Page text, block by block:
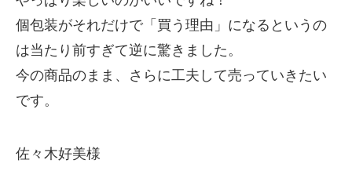
個包装がそれだけで「買う理由」になるというの
は当たり前すぎて逆に驚きました。
今の商品のまま、さらに工夫して売っていきたい
です。
佐々木好美様